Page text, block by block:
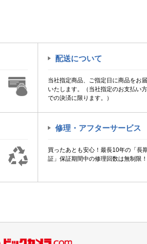
配送について
当社指定商品、ご指定日に商品をお
いたします。（当社指定のお支払い
での決済に限ります。）
修理・アフターサービス
買ったあとも安心！最長10年の「長
証」保証期間中の修理回数は無制限！